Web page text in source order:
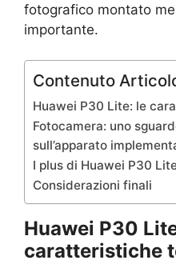
fotografico montato
importante.
Contenuto
Huawei P30 Lite: le
Fotocamera: uno
sull’apparato
I plus di Huawei P30
Considerazioni finali
Huawei P30
caratteristiche